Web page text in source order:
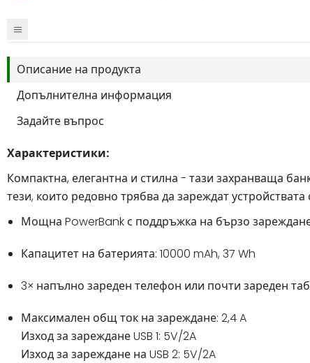
Описание на продукта
Допълнителна информация
Задайте въпрос
Характеристики:
Компактна, елегантна и стилна - тази захранваща
тези, които редовно трябва да зареждат устройствата
Мощна PowerBank с поддръжка на бързо
Капацитет на батерията: 10000 mAh, 37 Wh
3× напълно зареден телефон или почти зареден
Максимален общ ток на зареждане: 2,4 A
Изход за зареждане USB 1: 5V/2A
Изход за зареждане на USB 2: 5V/2A